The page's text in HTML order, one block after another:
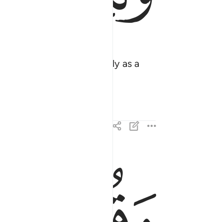
you ˹O Prophet˺ only as a
وَقُرْءَانًۭا فَرَقْنَـٰهُ لِتَقْرَأَهُۥ عَلَى ٱلنَّاسِ عَلَىٰ مُكْثٍۢ